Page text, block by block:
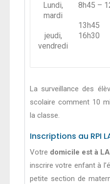
Lundi,
mardi
jeudi,
vendredi
8h45 –
16h30
La surveillance des
scolaire comment 10
la classe.
Inscriptions au RPI
Votre domicile est à
inscrire votre enfant à
petite section de